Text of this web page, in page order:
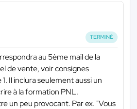
TERMINÉ
au 5ème mail de la
de vente, voir consignes
Il inclura seulement aussi un
à la formation PNL.
un peu provocant. Par ex. "Vous